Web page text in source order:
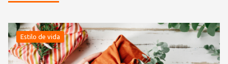
Estilo de vida